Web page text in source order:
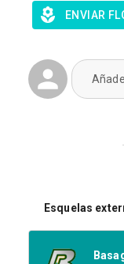
ENVIAR
Esquelas